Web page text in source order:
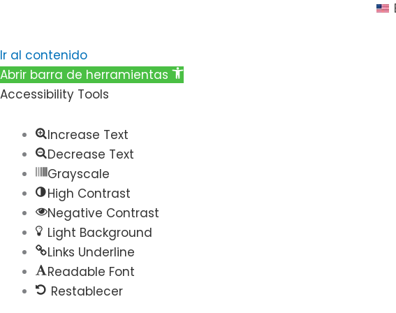
Ir al contenido
Abrir barra de herramientas
Accessibility Tools
Increase Text
Decrease Text
Grayscale
High Contrast
Negative Contrast
Light Background
Links Underline
Readable Font
Restablecer